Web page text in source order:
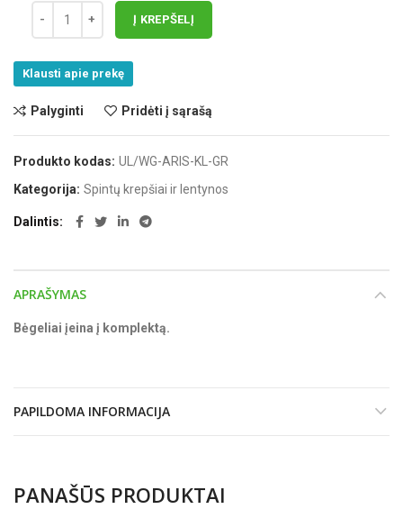
Į KREPŠELĮ
Klausti apie prekę
Palyginti Pridėti į sąrašą
Produkto kodas: UL/WG-ARIS-KL-GR
Kategorija: Spintų krepšiai ir lentynos
Dalintis
APRAŠYMAS
Bėgeliai įeina į komplektą.
PAPILDOMA INFORMACIJA
PANAŠŪS PRODUKTAI